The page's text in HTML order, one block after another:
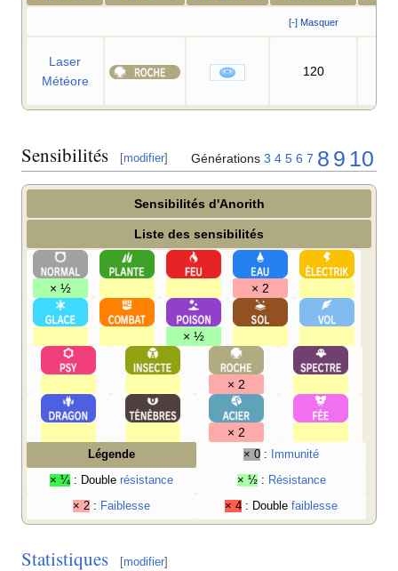
[-] Masquer
Laser
Météore
120
Sensibilités [modifier] Générations 3 4 5 6 7 8 9 10
Sensibilités d'Anorith
Liste des sensibilités
× ½ × 2
× ½
× 2
× 2
Légende × 0 : Immunité
× ¼ : Double résistance × ½ : Résistance
× 2 : Faiblesse × 4 : Double faiblesse
Statistiques [modifier]